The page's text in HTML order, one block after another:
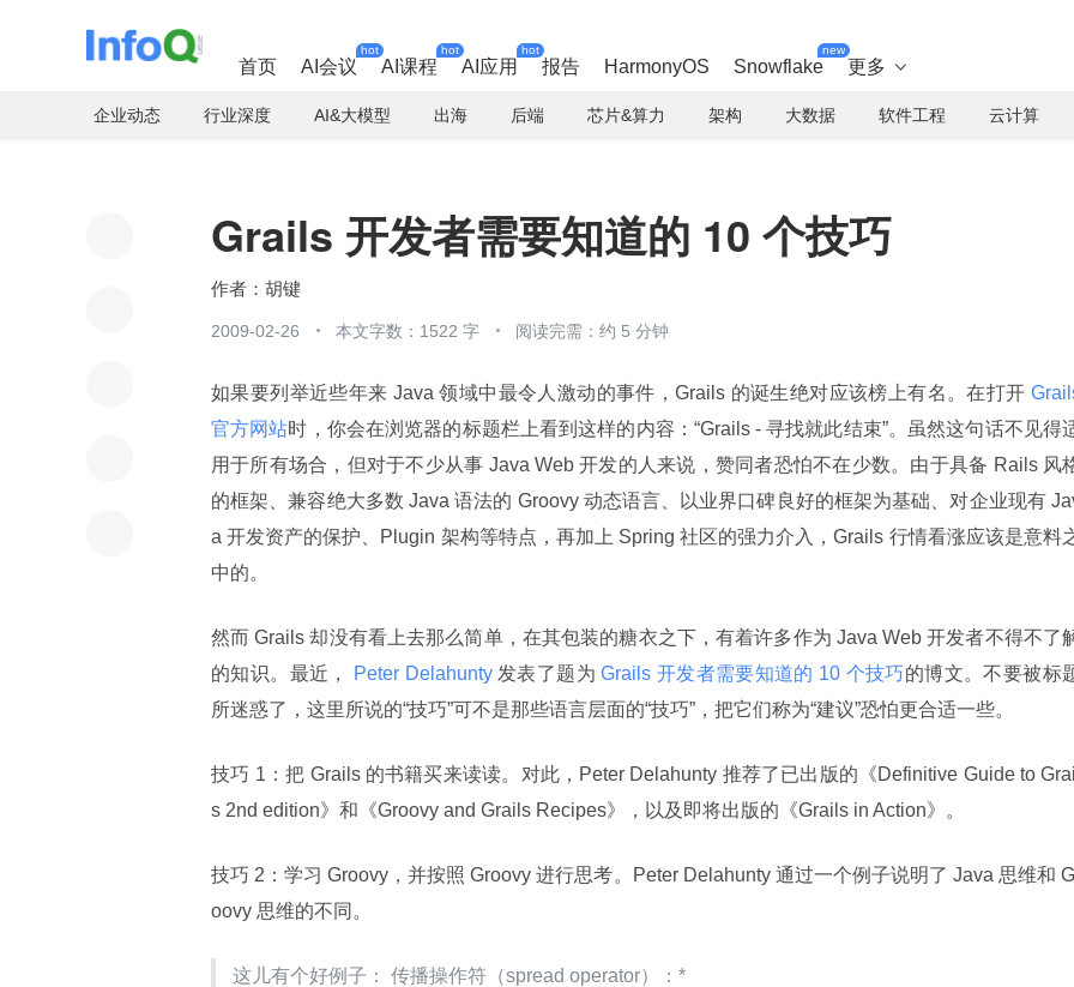
首页 AI会议
hot
AI课程
hot
AI应用
hot
报告 HarmonyOS Snowflake
new
更多 
企业动态 行业深度 AI&大模型 出海 后端 芯片&算力 架构 大数据 软件工程 云计算
Grails 开发者需要知道的 10 个技巧
胡键
2009-02-26 本文字数：1522 字 阅读完需：约 5 分钟
如果要列举近些年来 Java 领域中最令人激动的事件，Grails 的诞生绝对应该榜上有名。在打开
官方网站时，你会在浏览器的标题栏上看到这样的内容：“Grails - 寻找就此结束”。虽然这句话不见得
用于所有场合，但对于不少从事 Java Web 开发的人来说，赞同者恐怕不在少数。由于具备 Rails 风
的框架、兼容绝大多数 Java 语法的 Groovy 动态语言、以业界口碑良好的框架为基础、对企业现有
a 开发资产的保护、Plugin 架构等特点，再加上 Spring 社区的强力介入，Grails 行情看涨应该是意料
中的。
然而 Grails 却没有看上去那么简单，在其包装的糖衣之下，有着许多作为 Java Web 开发者不得不了
的知识。最近，
Peter Delahunty 发表了题为 Grails 开发者需要知道的 10 个技巧的博文。不要被标
所迷惑了，这里所说的“技巧”可不是那些语言层面的“技巧”，把它们称为“建议”恐怕更合适一些。
技巧 1：把 Grails 的书籍买来读读。对此，Peter Delahunty 推荐了已出版的《Definitive Guide to
s 2nd edition》和《Groovy and Grails Recipes》，以及即将出版的《Grails in Action》。
技巧 2：学习 Groovy，并按照 Groovy 进行思考。Peter Delahunty 通过一个例子说明了 Java 思维和
oovy 思维的不同。
这儿有个好例子： 传播操作符（spread operator）：*